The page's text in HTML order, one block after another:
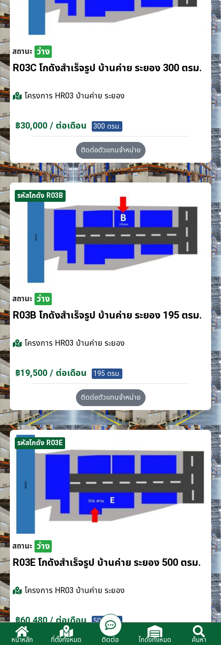
สถานะ ว่าง
R03C โกดังสำเร็จรูป บ้านค่าย ระยอง 300 ตรม.
โครงการ HR03 บ้านค่าย ระยอง
฿30,000 / ต่อเดือน 300 ตรม.
ติดต่อตัวแทนจำหน่าย
รหัสโกดัง R03B
สถานะ ว่าง
R03B โกดังสำเร็จรูป บ้านค่าย ระยอง 195 ตรม.
โครงการ HR03 บ้านค่าย ระยอง
฿19,500 / ต่อเดือน 195 ตรม.
ติดต่อตัวแทนจำหน่าย
รหัสโกดัง R03E
สถานะ ว่าง
R03E โกดังสำเร็จรูป บ้านค่าย ระยอง 500 ตรม.
โครงการ HR03 บ้านค่าย ระยอง
฿60,480 / ต่อเดือน 500 ตรม.
หน้าหลัก ที่ตั้งทั้งหมด ติดต่อ โกดังทั้งหมด ค้นหา